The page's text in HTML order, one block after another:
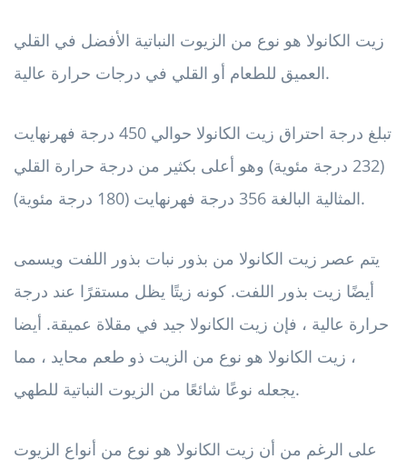
زيت الكانولا هو نوع من الزيوت النباتية الأفضل في القلي
العميق للطعام أو القلي في درجات حرارة عالية.
تبلغ درجة احتراق زيت الكانولا حوالي 450 درجة فهرنهايت
(232 درجة مئوية) وهو أعلى بكثير من درجة حرارة القلي
المثالية البالغة 356 درجة فهرنهايت (180 درجة مئوية).
يتم عصر زيت الكانولا من بذور نبات بذور اللفت ويسمى
أيضًا زيت بذور اللفت. كونه زيتًا يظل مستقرًا عند درجة
حرارة عالية ، فإن زيت الكانولا جيد في مقلاة عميقة. أيضا
، زيت الكانولا هو نوع من الزيت ذو طعم محايد ، مما
يجعله نوعًا شائعًا من الزيوت النباتية للطهي.
على الرغم من أن زيت الكانولا هو نوع من أنواع الزيوت